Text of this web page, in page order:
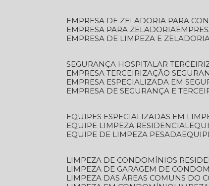
EMPRESA DE ZELADORIA PARA
EMPRESA PARA ZELADORIA
EMPRESA DE LIMPEZA E
SEGURANÇA HOSPITALAR
EMPRESA TERCEIRIZAÇÃO
EMPRESA ESPECIALIZADA EM
EMPRESA DE SEGURANÇA E
EQUIPES ESPECIALIZADAS EM
EQUIPE LIMPEZA RESIDENCIAL
EQUIPE DE LIMPEZA PESADA
LIMPEZA DE CONDOMÍNIOS
LIMPEZA DE GARAGEM DE
LIMPEZA DAS ÁREAS COMUNS DO